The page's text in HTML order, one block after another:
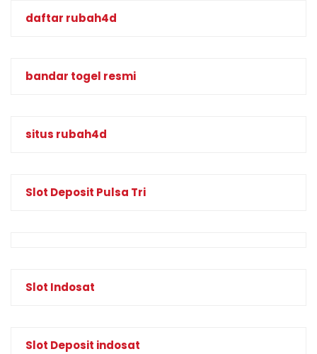
daftar rubah4d
bandar togel resmi
situs rubah4d
Slot Deposit Pulsa Tri
Slot Indosat
Slot Deposit indosat